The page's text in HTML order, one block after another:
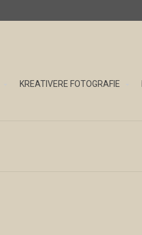
KREATIVERE FOTOGRAFIE